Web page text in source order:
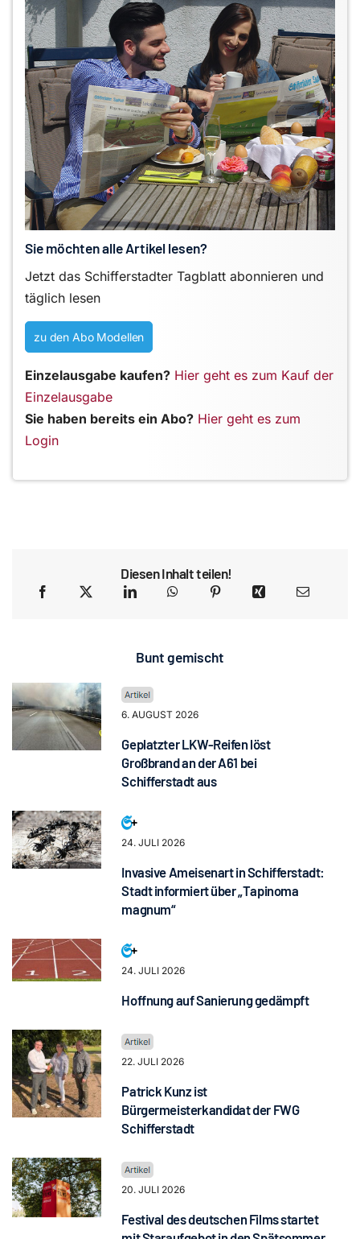
Sie möchten alle Artikel lesen?
Jetzt das Schifferstadter Tagblatt abonnieren und
täglich lesen
zu den Abo Modellen
Einzelausgabe kaufen? Hier geht es zum Kauf der
Einzelausgabe
Sie haben bereits ein Abo? Hier geht es zum
Login
Diesen Inhalt teilen!
Bunt gemischt
6. AUGUST 2026
Geplatzter LKW-Reifen löst
Großbrand an der A61 bei
Schifferstadt aus
24. JULI 2026
Invasive Ameisenart in Schifferstadt:
Stadt informiert über „Tapinoma
magnum“
24. JULI 2026
Hoffnung auf Sanierung gedämpft
22. JULI 2026
Patrick Kunz ist
Bürgermeisterkandidat der FWG
Schifferstadt
20. JULI 2026
Festival des deutschen Films startet